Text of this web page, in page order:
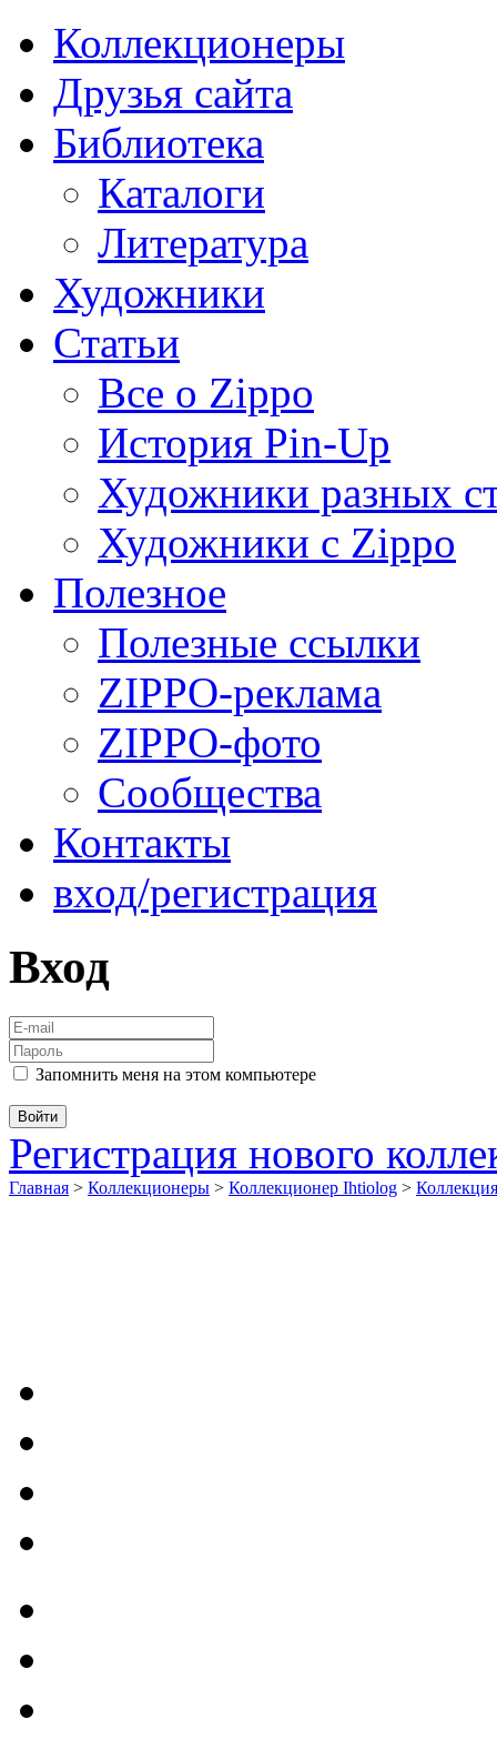
Коллекционеры
Друзья сайта
Библиотека
Каталоги
Литература
Художники
Статьи
Все о Zippo
История Pin-Up
Художники разных
Художники с Zippo
Полезное
Полезные ссылки
ZIPPO-реклама
ZIPPO-фото
Сообщества
Контакты
вход/регистрация
Вход
Запомнить меня на этом компьютере
Регистрация нового
Главная > Коллекционеры > Коллекционер Ihtiolog >